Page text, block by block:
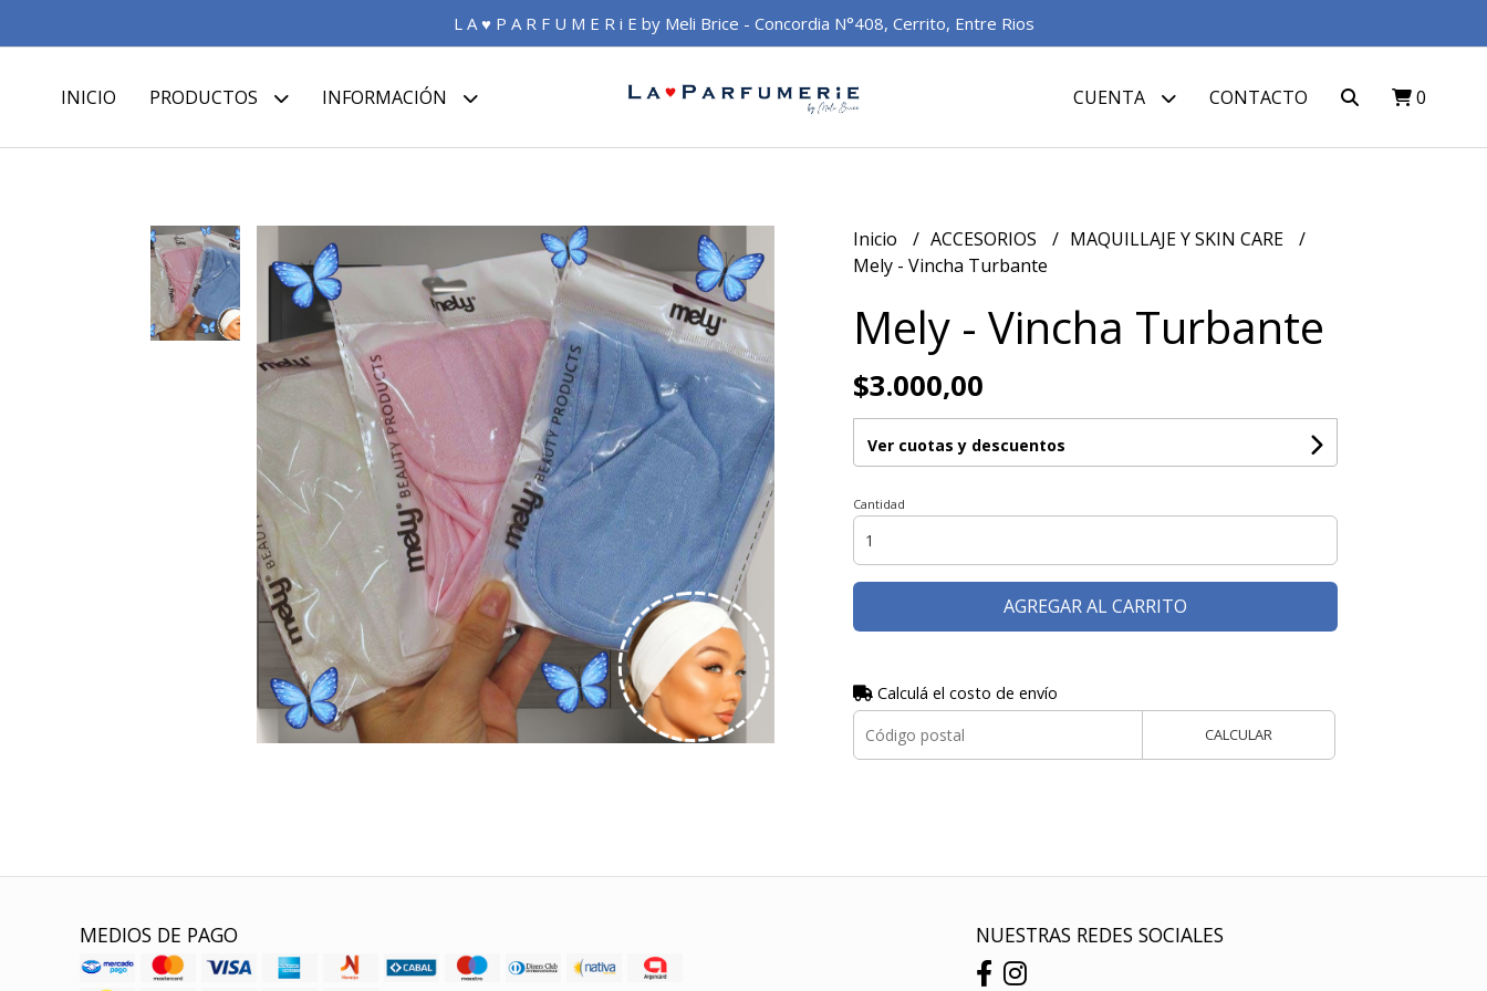
L A ♥ P A R F U M E R i E by Meli Brice - Concordia N°408, Cerrito, Entre Rios
INICIO PRODUCTOS INFORMACIÓN CUENTA CONTACTO 0
Inicio ACCESORIOS
MAQUILLAJE Y SKIN CARE
Mely - Vincha Turbante
Mely - Vincha Turbante
$3.000,00
Ver cuotas y descuentos
Cantidad
AGREGAR AL CARRITO
Calculá el costo de envío
CALCULAR
MEDIOS DE PAGO NUESTRAS REDES SOCIALES